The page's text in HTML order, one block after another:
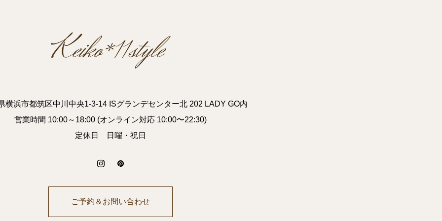
横浜市都筑区中川中央1-3-14 ISグランデセンター北 202 LADY GO内
営業時間 10:00～18:00 (オンライン対応 10:00〜22:30)
定休日 日曜・祝日
ご予約＆お問い合わせ